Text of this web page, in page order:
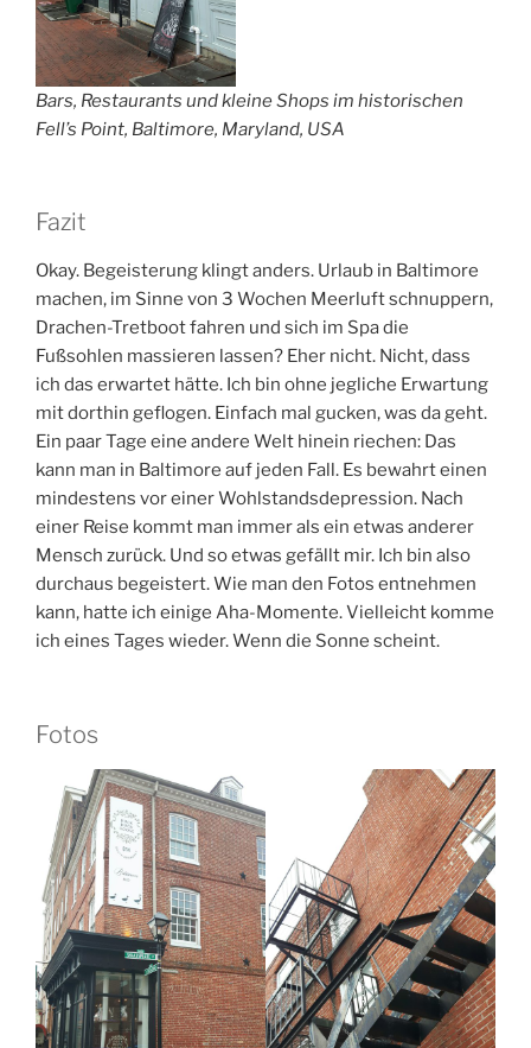
Bars, Restaurants und kleine Shops im historischen
Fell’s Point, Baltimore, Maryland, USA
Fazit
Okay. Begeisterung klingt anders. Urlaub in Baltimore
machen, im Sinne von 3 Wochen Meerluft schnuppern,
Drachen-Tretboot fahren und sich im Spa die
Fußsohlen massieren lassen? Eher nicht. Nicht, dass
ich das erwartet hätte. Ich bin ohne jegliche Erwartung
mit dorthin geflogen. Einfach mal gucken, was da geht.
Ein paar Tage eine andere Welt hinein riechen: Das
kann man in Baltimore auf jeden Fall. Es bewahrt einen
mindestens vor einer Wohlstandsdepression. Nach
einer Reise kommt man immer als ein etwas anderer
Mensch zurück. Und so etwas gefällt mir. Ich bin also
durchaus begeistert. Wie man den Fotos entnehmen
kann, hatte ich einige Aha-Momente. Vielleicht komme
ich eines Tages wieder. Wenn die Sonne scheint.
Fotos